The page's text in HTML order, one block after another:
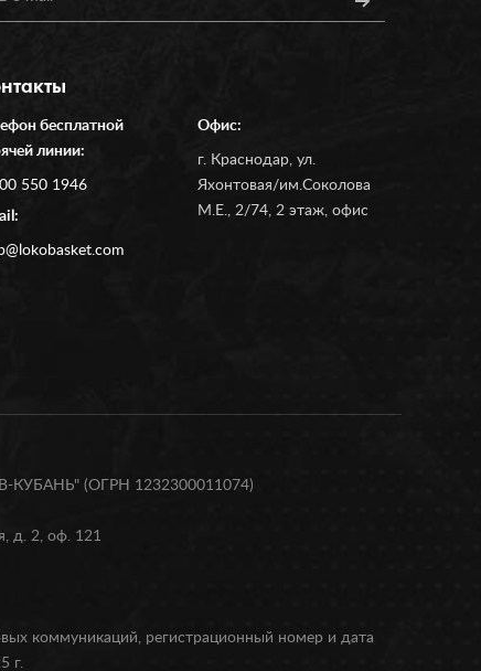
бесплатной
линии:
550 1946
Офис:
г. Краснодар, ул.
Яхонтовая/им.Соколова
М.Е., 2/74, 2 этаж, офис
(ОГРН 1232300011074)
д. 2, оф. 121
коммуникаций, регистрационный номер и дата
г.